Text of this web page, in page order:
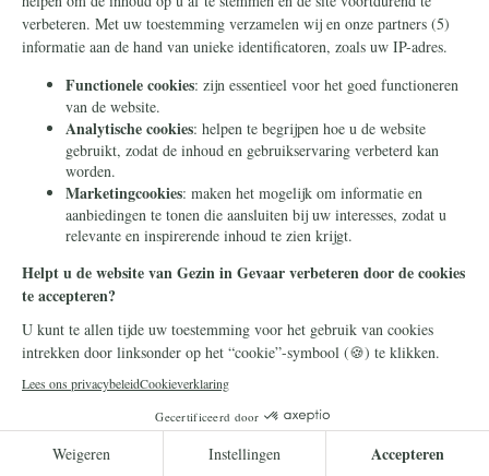
Frank en Esther verloren hun
dochter aan
'geslachtsverandering': "Ons
gezin is verwoest"
De ouders waren ontzet toen hun
inmiddels 23-jarige dochter aangaf als
man door het leven te willen gaan. "Als
ouders voel je: dit klopt niet."
Lees meer